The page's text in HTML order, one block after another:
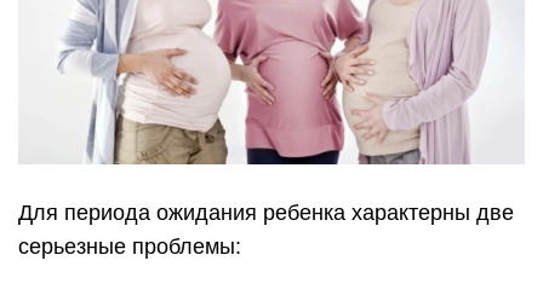
Для периода ожидания ребенка характерны две
серьезные проблемы: